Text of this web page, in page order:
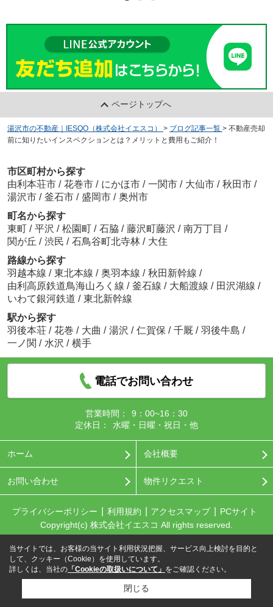
ページトップへ
湯沢市の不動産｜IESQO（株式会社イエスコ） > ブログ記事一覧 > 不動産売却
前に知りたいインスペクションとは？メリットと費用もご紹介！
市区町村から探す
由利本荘市 / 花巻市 / にかほ市 / 一関市 / 大仙市 / 秋田市 /
湯沢市 / 釜石市 / 盛岡市 / 奥州市
町名から探す
東町 / 平沢 / 松園町 / 石脇 / 藤沢町藤沢 / 南万丁目 /
関が丘 / 渋民 / 石鳥谷町北寺林 / 大住
路線から探す
羽越本線 / 東北本線 / 奥羽本線 / 秋田新幹線 /
由利高原鉄道鳥海山ろく線 / 釜石線 / 大船渡線 / 田沢湖線 /
いわて銀河鉄道 / 東北新幹線
駅から探す
羽後本荘 / 花巻 / 大曲 / 湯沢 / 仁賀保 / 千厩 / 羽後牛島 /
一ノ関 / 水沢 / 横手
電話でお問い合わせ
営業時間：
9：00~16：30
定休日：
水曜・日曜・祝日・他
ホーム 会社概要
お問い合わせ 物件リクエスト
プライバシーポリシー 利用規約 アクセスマップ
PCサイト
Copyright(c) 株式会社イエスコ All rights reserved.
当サイトでは、お客様の当サイト利用状況把握、サービス向上検討を目的と
して、クッキー（Cookie）を使用しています。
詳しくは、当社の 「Cookieの取扱いについて」 をご確認ください。
閉じる